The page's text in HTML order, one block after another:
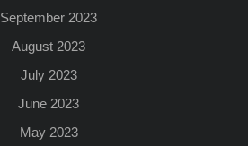
September 2023
August 2023
July 2023
June 2023
May 2023